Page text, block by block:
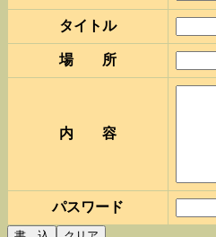
タイトル
場 所
内 容
パスワード